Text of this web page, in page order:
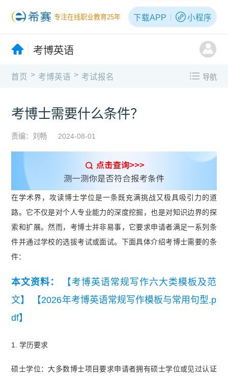
专注在线职业教育25年 下载APP 小程序
考博英语
首页 > 考博英语 > 考试报名 导航
考博士需要什么条件？
责编：刘畅 2024-08-01
在学术界，攻读博士学位是一条既充满挑战又极具吸引力的道
路。它不仅是对个人专业能力的深度挖掘，也是对知识边界的探
索和扩展。然而，考博士并非易事，它要求申请者满足一系列条
件并通过学校的选拔考试或面试。下面具体介绍考博士需要的条
件：
本文资料：
【考博英语常规写作六大类模板及范
文】
【2026年考博英语常规写作模板与常用句型.p
df】
1. 学历要求
硕士学位：大多数博士项目要求申请者拥有硕士学位或见过认证